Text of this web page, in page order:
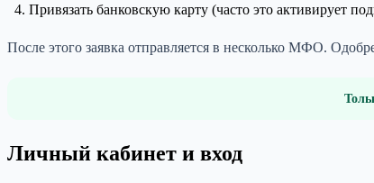
Привязать банковскую карту (часто это активирует
После этого заявка отправляется в несколько МФО.
Личный кабинет и вход